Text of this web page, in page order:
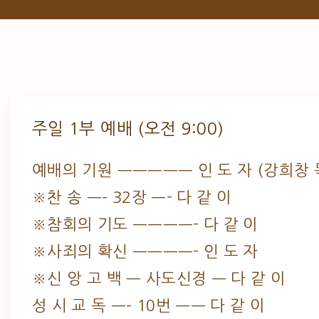
주일 1부 예배 (오전 9:00)
예배의 기원 ————— 인 도 자 (강희창
※찬 송 —– 32장 —- 다 같 이
※참회의 기도 ————- 다 같 이
※사죄의 확신 ————- 인 도 자
※신 앙 고 백 — 사도신경 — 다 같 이
성 시 교 독 —– 10번 —— 다 같 이